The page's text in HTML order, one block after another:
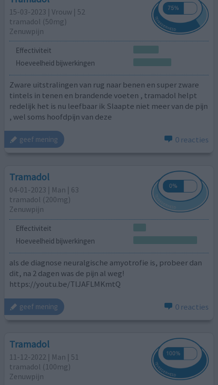
15-03-2023 | Vrouw | 52
tramadol (50mg)
Zenuwpijn
Effectiviteit
Hoeveelheid bijwerkingen
Zware uitstralingen van rug naar benen en super zware
tintels in tenen en brandende voeten , tramadol helpt
redelijk het is nu leefbaar ik Slaapte niet meer van de pijn
, wel soms hoofdpijn van deze
geef mening 0 reacties
Tramadol
04-01-2023 | Man | 63
tramadol (200mg)
Zenuwpijn
Effectiviteit
Hoeveelheid bijwerkingen
als de diagnose neuralgische amyotrofie is, probeer dan
dit, na 2 dagen was de pijn al weg!
https://youtu.be/TlJAFLMKmtQ
geef mening 0 reacties
Tramadol
11-12-2022 | Man | 51
tramadol (100mg)
Zenuwpijn